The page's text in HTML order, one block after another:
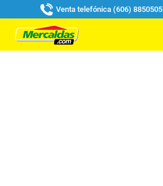
Venta telefónica (606) 8850505